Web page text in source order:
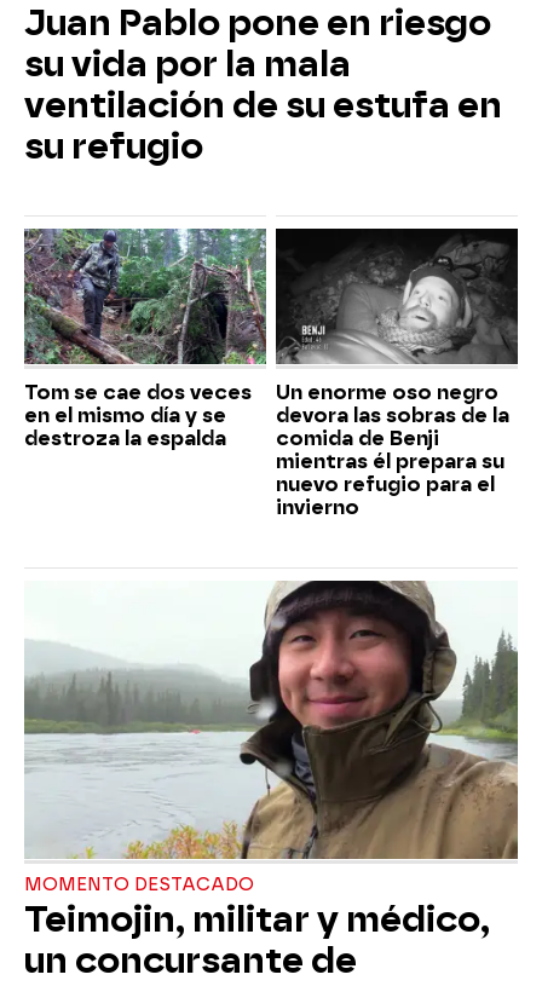
Juan Pablo pone en riesgo
su vida por la mala
ventilación de su estufa en
su refugio
Tom se cae dos veces
en el mismo día y se
destroza la espalda
Un enorme oso negro
devora las sobras de la
comida de Benji
mientras él prepara su
nuevo refugio para el
invierno
MOMENTO DESTACADO
Teimojin, militar y médico,
un concursante de